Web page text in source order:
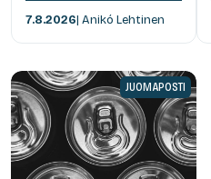
7.8.2026| Anikó Lehtinen
JUOMAPOSTI